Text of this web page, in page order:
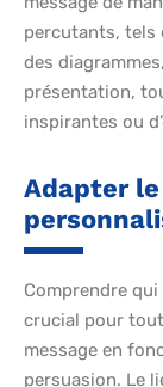
percutants, tels
des
présentation,
inspirantes ou
Adapter
Comprendre
crucial pour
message en
persuasion. Le